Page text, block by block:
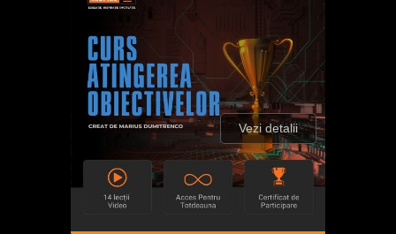
Vezi detalii